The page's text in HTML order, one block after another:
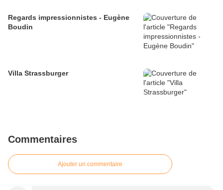
Regards impressionnistes - Eugène
Boudin
Villa Strassburger
Commentaires
Ajouter un commentaire